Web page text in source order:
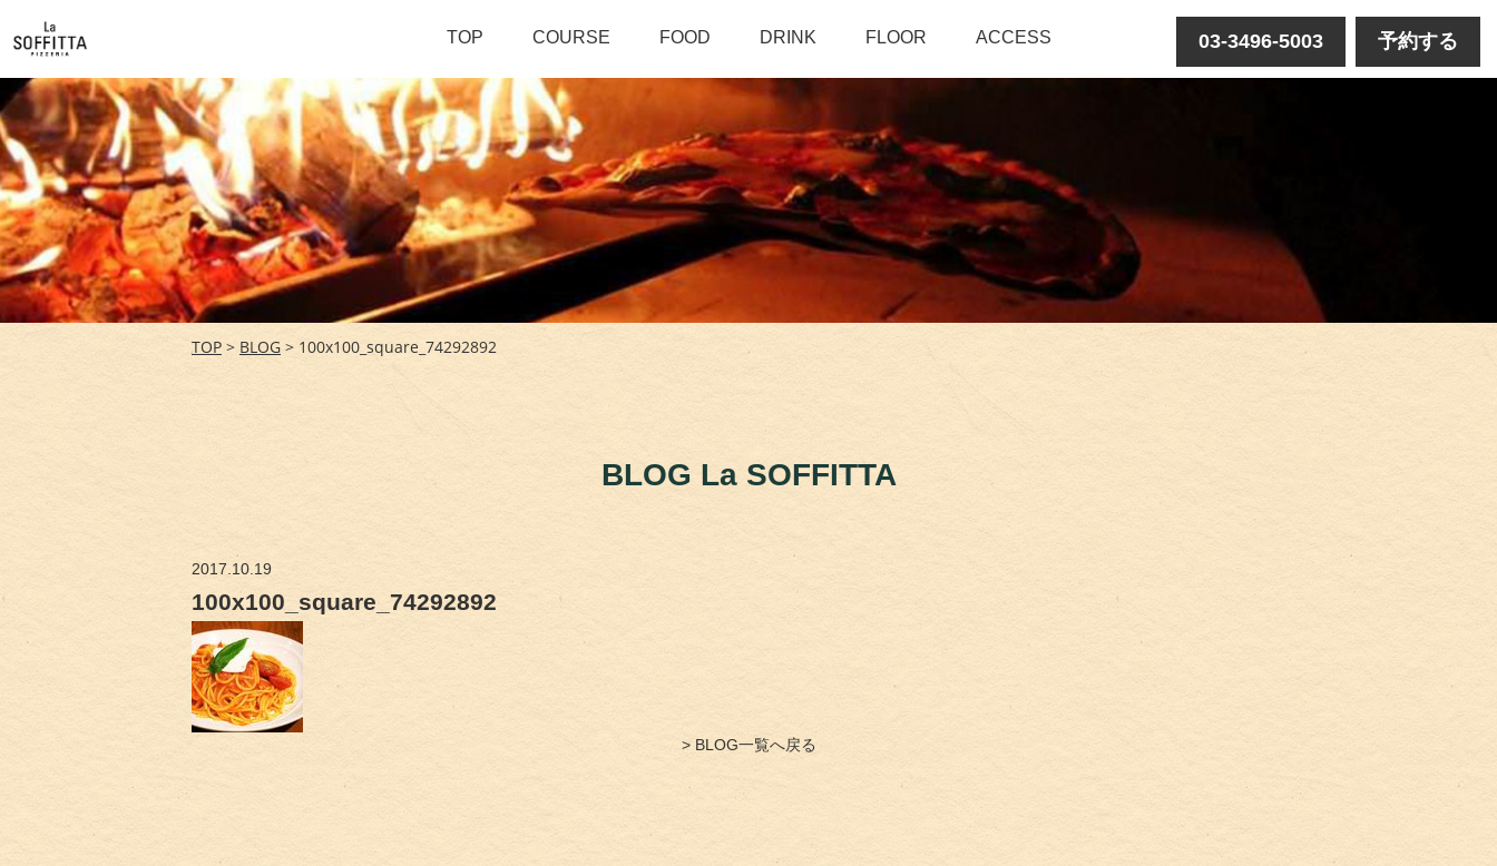
03-3496-5003 予約する
TOP COURSE FOOD DRINK FLOOR ACCESS
TOP > BLOG > 100x100_square_74292892
BLOG La SOFFITTA
2017.10.19
100x100_square_74292892
> BLOG一覧へ戻る